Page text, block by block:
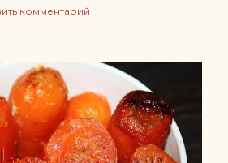
комментарий